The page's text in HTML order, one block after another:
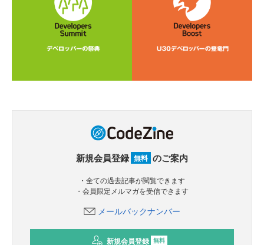
新規会員登録 無料 のご案内
・全ての過去記事が閲覧できます
・会員限定メルマガを受信できます
メールバックナンバー
新規会員登録 無料